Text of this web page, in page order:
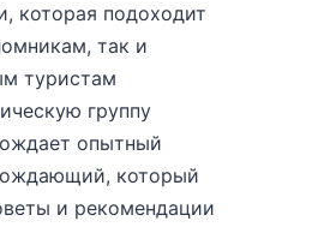
которая подоходит
так и
туристам
группу
опытный
который
и рекомендации